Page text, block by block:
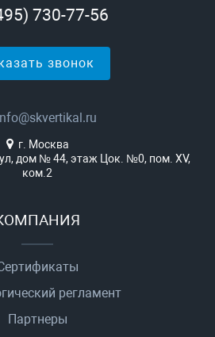
730-77-56
звонок
г. Москва
дом № 44, этаж Цок. №0, пом. XV,
ком.2
регламент
Партнеры